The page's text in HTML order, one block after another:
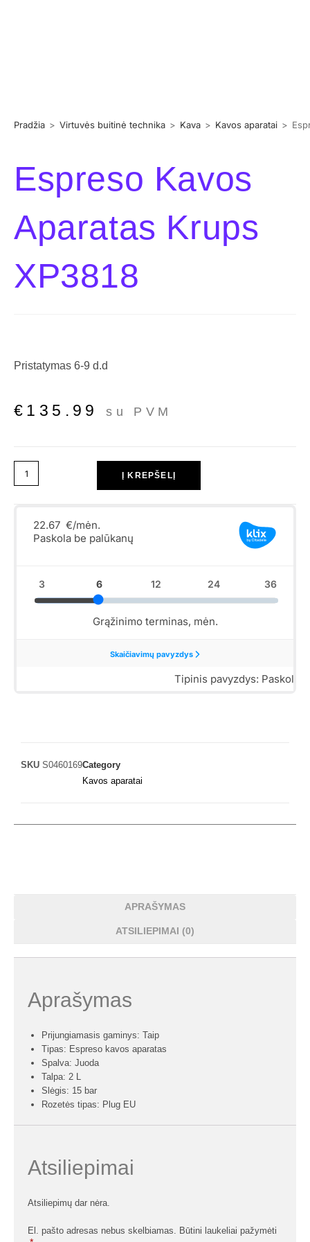
Pradžia > Virtuvės buitinė technika > Kava > Kavos aparatai >
Espreso Kavos
Aparatas Krups
XP3818
Pristatymas 6-9 d.d
€ 135.99 su PVM
Į KREPŠELĮ
SKU S0460169Category
Kavos aparatai
APRAŠYMAS
ATSILIEPIMAI (0)
Aprašymas
Prijungiamasis gaminys: Taip
Tipas: Espreso kavos aparatas
Spalva: Juoda
Talpa: 2 L
Slėgis: 15 bar
Rozetės tipas: Plug EU
Atsiliepimai
Atsiliepimų dar nėra.
El. pašto adresas nebus skelbiamas. Būtini laukeliai pažymėti